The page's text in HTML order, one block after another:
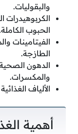
والبقوليات.
الكربوهيدرات
الحبوب
الفيتامينات
الطازجة.
الدهون
والمكسرات.
الألياف
أهمية